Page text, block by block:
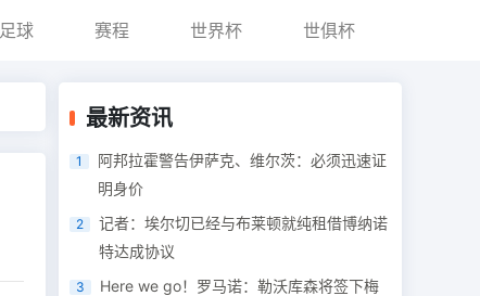
足球 赛程 世界杯 世俱杯
最新资讯
1
阿邦拉霍警告伊萨克、维尔茨：必须迅速证
明身价
2
记者：埃尔切已经与布莱顿就纯租借博纳诺
特达成协议
3
Here we go！罗马诺：勒沃库森将签下梅